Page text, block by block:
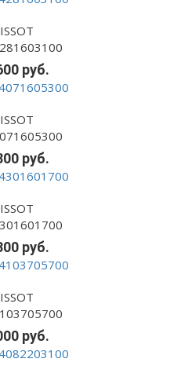
руб.
руб.
руб.
руб.